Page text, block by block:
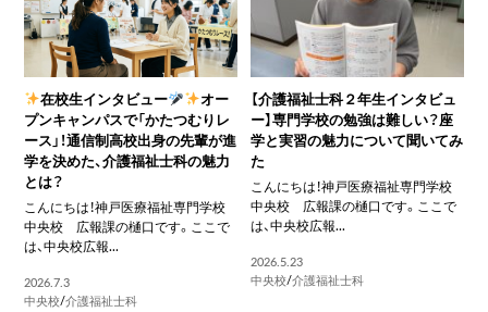
在校生インタビュー
オー
プンキャンパスで「かたつむりレ
ース」！通信制高校出身の先輩が進
学を決めた、介護福祉士科の魅力
とは？
こんにちは！神戸医療福祉専門学校
中央校 広報課の樋口です。ここで
は、中央校広報...
2026.7.3
中央校/介護福祉士科
【介護福祉士科２年生インタビュ
ー】専門学校の勉強は難しい？座
学と実習の魅力について聞いてみ
た
こんにちは！神戸医療福祉専門学校
中央校 広報課の樋口です。ここで
は、中央校広報...
2026.5.23
中央校/介護福祉士科